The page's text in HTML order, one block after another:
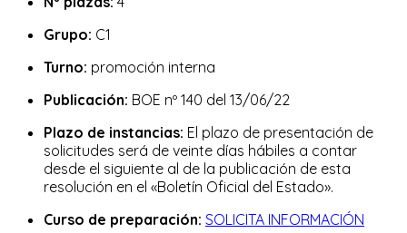
Grupo: C1
Turno: promoción interna
Publicación: BOE nº 140 del 13/06/22
Plazo de instancias: El plazo de presentación de
solicitudes será de veinte días hábiles a contar
desde el siguiente al de la publicación de esta
resolución en el «Boletín Oficial del Estado».
Curso de preparación: SOLICITA INFORMACIÓN